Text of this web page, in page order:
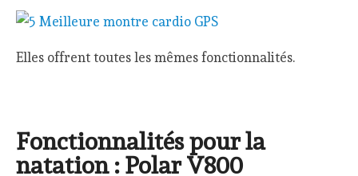
Elles offrent toutes les mêmes fonctionnalités.
Fonctionnalités pour la
natation : Polar V800